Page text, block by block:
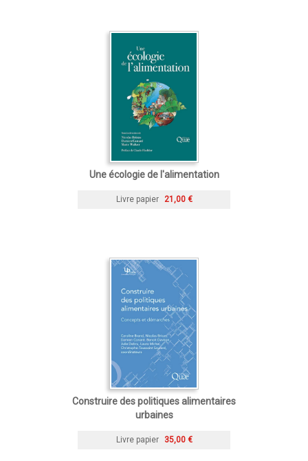
Une écologie de l'alimentation
Livre papier 21,00 €
Construire des politiques alimentaires
urbaines
Livre papier 35,00 €